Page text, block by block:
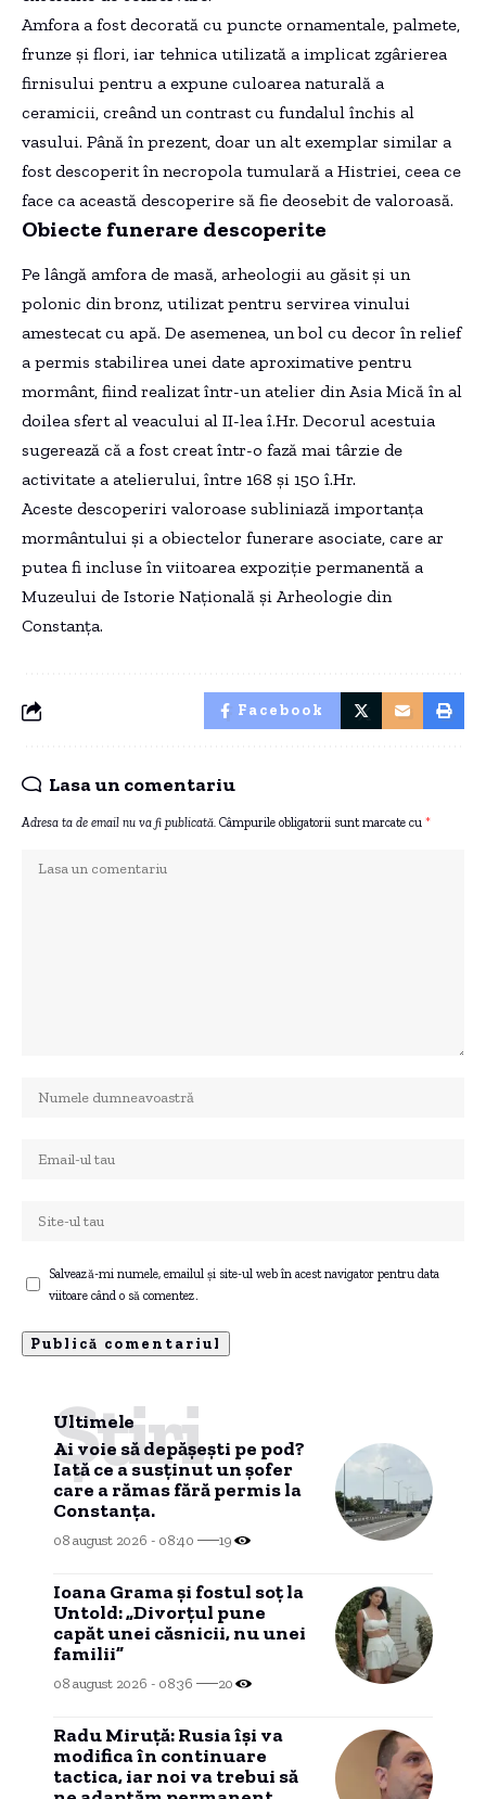
Amfora a fost decorată cu puncte ornamentale, palmete,
frunze și flori, iar tehnica utilizată a implicat zgârierea
firnisului pentru a expune culoarea naturală a
ceramicii, creând un contrast cu fundalul închis al
vasului. Până în prezent, doar un alt exemplar similar a
fost descoperit în necropola tumulară a Histriei, ceea ce
face ca această descoperire să fie deosebit de valoroasă.
Obiecte funerare descoperite
Pe lângă amfora de masă, arheologii au găsit și un
polonic din bronz, utilizat pentru servirea vinului
amestecat cu apă. De asemenea, un bol cu decor în relief
a permis stabilirea unei date aproximative pentru
mormânt, fiind realizat într-un atelier din Asia Mică în al
doilea sfert al veacului al II-lea î.Hr. Decorul acestuia
sugerează că a fost creat într-o fază mai târzie de
activitate a atelierului, între 168 și 150 î.Hr.
Aceste descoperiri valoroase subliniază importanța
mormântului și a obiectelor funerare asociate, care ar
putea fi incluse în viitoarea expoziție permanentă a
Muzeului de Istorie Națională și Arheologie din
Constanța.
Facebook
Lasa un comentariu
Adresa ta de email nu va fi publicată. Câmpurile obligatorii sunt marcate cu *
Salvează-mi numele, emailul și site-ul web în acest navigator pentru data
viitoare când o să comentez.
Ultimele
Știri
Ai voie să depășești pe pod?
Iată ce a susținut un șofer
care a rămas fără permis la
Constanța.
08 august 2026 - 08:40 19
Ioana Grama și fostul soț la
Untold: „Divorțul pune
capăt unei căsnicii, nu unei
familii”
08 august 2026 - 08:36 20
Radu Miruță: Rusia își va
modifica în continuare
tactica, iar noi va trebui să